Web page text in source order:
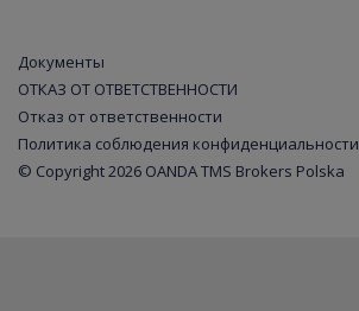
Документы
ОТКАЗ ОТ ОТВЕТСТВЕННОСТИ
Отказ от ответственности
Политика соблюдения конфиденциальности
© Copyright 2026 OANDA TMS Brokers Polska